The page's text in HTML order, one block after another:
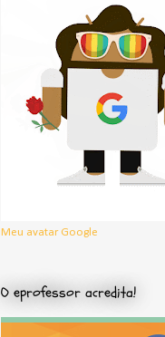
Meu avatar Google
O eprofessor acredita!